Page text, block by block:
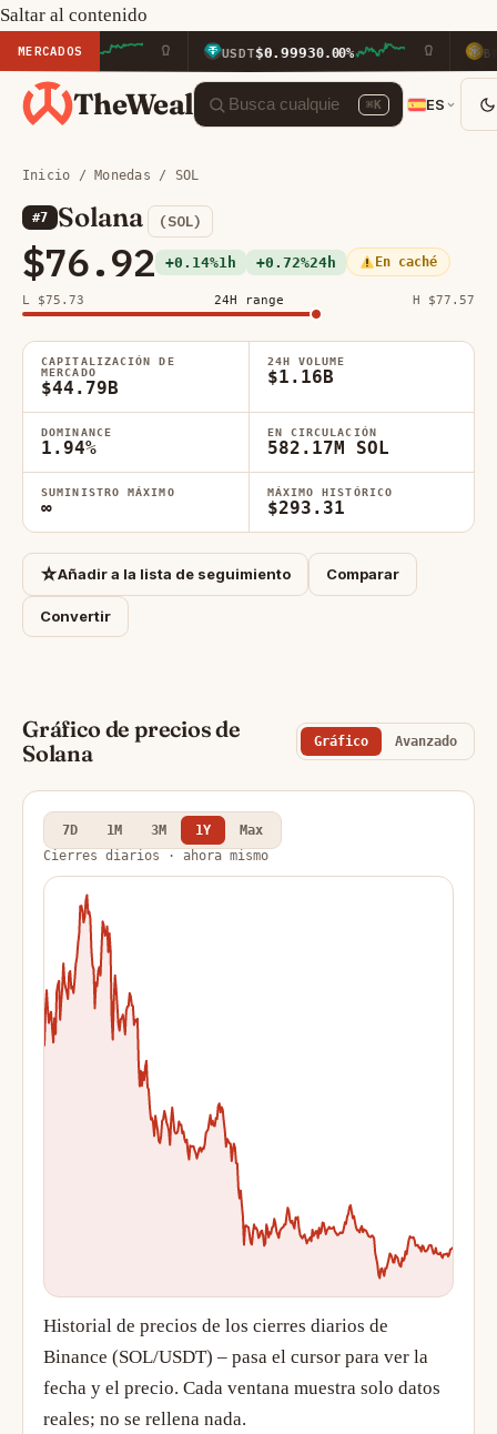
Saltar al contenido
MERCADOS USDT $0.99930.00% BNB
TheWeal ⌘K ES
Inicio / Monedas / SOL
#7 Solana (SOL)
$76.92 +0.14%1h +0.72%24h En caché
L $75.73 24H range H $77.57
CAPITALIZACIÓN DE
MERCADO
$44.79B
24H VOLUME
$1.16B
DOMINANCE
1.94%
EN CIRCULACIÓN
582.17M SOL
SUMINISTRO MÁXIMO
∞
MÁXIMO HISTÓRICO
$293.31
☆Añadir a la lista de seguimiento Comparar
Convertir
Gráfico de precios de
Solana
Gráfico Avanzado
7D 1M 3M 1Y
Max
Cierres diarios · ahora mismo
Historial de precios de los cierres diarios de
Binance (SOL/USDT) – pasa el cursor para ver la
fecha y el precio. Cada ventana muestra solo datos
reales; no se rellena nada.